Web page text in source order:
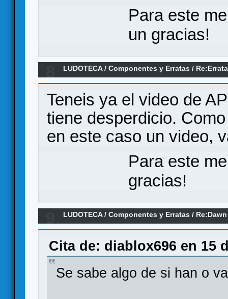
Para este
un gracias!
LUDOTECA/Componentes y Erratas /
Games
Teneis ya el video de
tiene desperdicio.
en este caso un video,
Para este
gracias!
LUDOTECA/Componentes y Erratas /
Cita de: diablox696 en 15
Se sabe algo de si han o